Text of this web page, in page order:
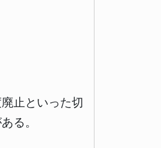
止といった切
る。